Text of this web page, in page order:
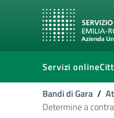
Servizi online
Bandi di Gara /
Determine a